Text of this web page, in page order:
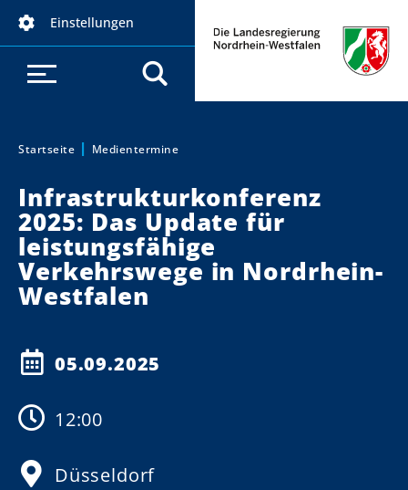
Einstellungen
Sie sind hier:
Startseite Medientermine
Infrastrukturkonferenz
2025: Das Update für
leistungsfähige
Verkehrswege in Nordrhein-
Westfalen
05.09.2025
12:00
Düsseldorf